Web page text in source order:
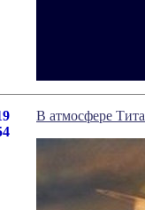
В атмосфере